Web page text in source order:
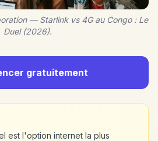
— Starlink vs 4G au Congo : Le
Duel (2026).
gratuitement
est l'option internet la plus